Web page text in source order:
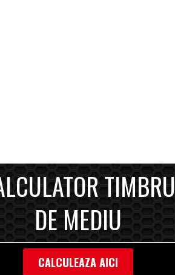
TIMBRU
DE MEDIU
CALCULEAZA AICI